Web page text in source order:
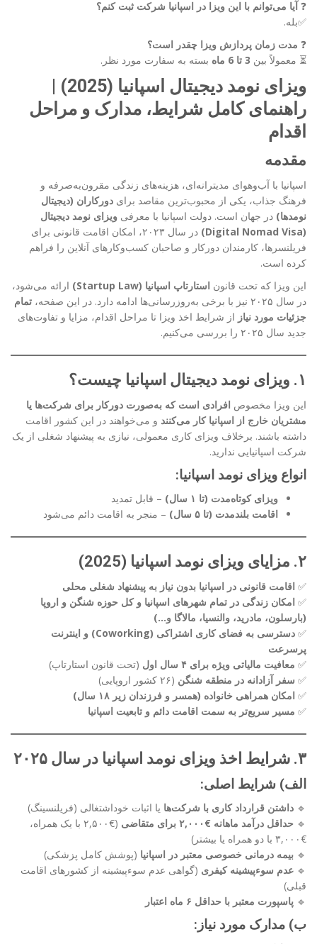
❓آیا می‌توانم با این ویزا در اسپانیا شرکت ثبت کنم؟
✅بله.
❓ مدت زمان پردازش ویزا چقدر است؟
⏳ معمولاً بین 3 تا 6 ماه بسته به سفارت مورد نظر.
ویزای نومد دیجیتال اسپانیا (2025) |
راهنمای کامل شرایط، مدارک و مراحل
اقدام
مقدمه
اسپانیا با آب‌وهوای مدیترانه‌ای، هزینه‌های زندگی مقرون‌به‌صرفه و
فرهنگ جذاب، یکی از محبوب‌ترین مقاصد برای دورکاران (دیجیتال
نومدها) در جهان است. دولت اسپانیا با معرفی ویزای نومد دیجیتال
(Digital Nomad Visa)
در سال ۲۰۲۳، امکان اقامت قانونی برای
فریلنسرها، کارمندان دورکار و صاحبان کسب‌وکارهای آنلاین را فراهم
کرده است.
این ویزا که تحت قانون استارتاپ اسپانیا (Startup Law)
ارائه می‌شود،
در سال ۲۰۲۵ نیز با برخی به‌روزرسانی‌ها ادامه دارد. در این صفحه،
تمام
جزئیات مورد نیاز از شرایط اخذ ویزا تا مراحل اقدام، مزایا و تفاوت‌های
جدید سال ۲۰۲۵ را بررسی می‌کنیم.
۱. ویزای نومد دیجیتال اسپانیا چیست؟
این ویزا مخصوص افرادی است که به‌صورت دورکار برای شرکت‌ها یا
مشتریان خارج از اسپانیا کار می‌کنند و می‌خواهند در این کشور اقامت
داشته باشند. برخلاف ویزای کاری معمولی، نیازی به پیشنهاد شغلی از یک
شرکت اسپانیایی ندارید.
انواع ویزای نومد اسپانیا:
ویزای کوتاه‌مدت (تا ۱ سال)
– قابل تمدید
اقامت بلندمدت (تا ۵ سال)
– منجر به اقامت دائم می‌شود
۲. مزایای ویزای نومد اسپانیا (2025)
✅ اقامت قانونی در اسپانیا بدون نیاز به پیشنهاد شغلی محلی
✅ امکان زندگی در تمام شهرهای اسپانیا و کل حوزه شنگن و اروپا
(بارسلون، مادرید، والنسیا، مالاگا و…)
✅
دسترسی به فضای کاری اشتراکی (Coworking) و اینترنت
پرسرعت
✅ معافیت مالیاتی ویژه برای ۴ سال اول
(تحت قانون استارتاپ)
✅ سفر آزادانه در منطقه شنگن (۲۶ کشور اروپایی)
✅ امکان همراهی خانواده (همسر و فرزندان زیر ۱۸ سال)
✅ مسیر سریع‌تر به سمت اقامت دائم و تابعیت اسپانیا
۳. شرایط اخذ ویزای نومد اسپانیا در سال ۲۰۲۵
الف) شرایط اصلی:
🔹 داشتن قرارداد کاری با شرکت‌ها یا اثبات خوداشتغالی (فریلنسینگ)
🔹 حداقل درآمد ماهانه €۲,۰۰۰ برای متقاضی
(€۲,۵۰۰ با یک همراه،
€۳,۰۰۰ با دو همراه یا بیشتر)
🔹 بیمه درمانی خصوصی معتبر در اسپانیا (پوشش کامل پزشکی)
🔹 عدم سوءپیشینه کیفری (گواهی عدم سوءپیشینه از کشورهای اقامت
قبلی)
🔹 پاسپورت معتبر با حداقل ۶ ماه اعتبار
ب) مدارک مورد نیاز: